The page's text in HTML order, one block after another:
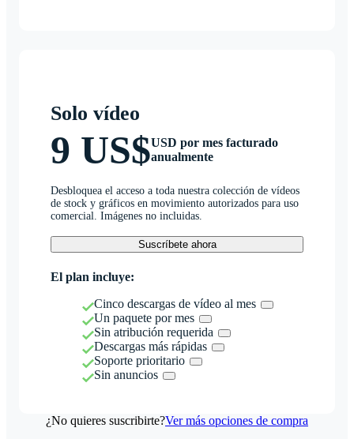
Solo vídeo
9 US$USD por mes facturado
anualmente
Desbloquea el acceso a toda nuestra colección de vídeos
de stock y gráficos en movimiento autorizados para uso
comercial. Imágenes no incluidas.
Suscríbete ahora
El plan incluye:
Cinco descargas de vídeo al mes
Un paquete por mes
Sin atribución requerida
Descargas más rápidas
Soporte prioritario
Sin anuncios
¿No quieres suscribirte?Ver más opciones de compra